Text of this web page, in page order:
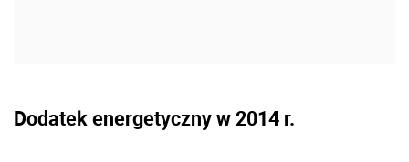
Dodatek energetyczny w 2014 r.